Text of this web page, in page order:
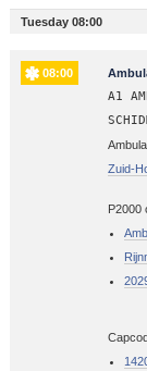
Tuesday 08:00
08:00
A1
Zuid-
P2000